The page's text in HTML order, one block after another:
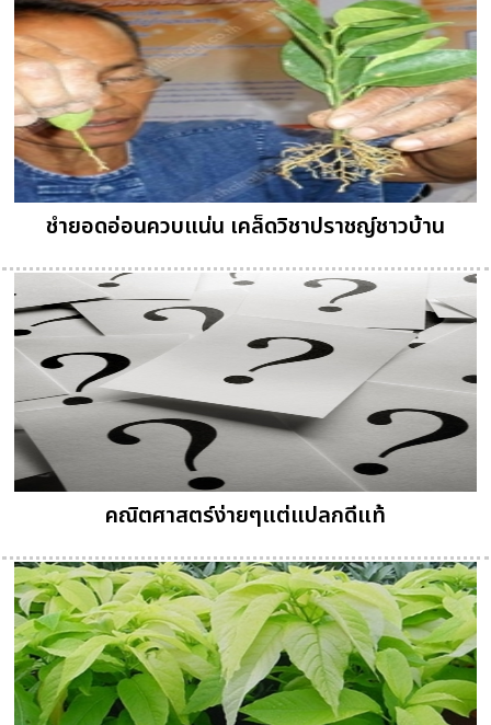
ชำยอดอ่อนควบแน่น เคล็ดวิชาปราชญ์ชาวบ้าน
คณิตศาสตร์ง่ายๆแต่แปลกดีแท้